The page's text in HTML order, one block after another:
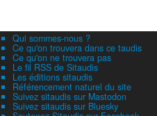
Qui sommes-nous ?
Ce qu'on trouvera dans ce taudis
Ce qu'on ne trouvera pas
Le fil RSS de Sitaudis
Les éditions sitaudis
Référencement naturel du site
Suivez sitaudis sur Mastodon
Suivez sitaudis sur Bluesky